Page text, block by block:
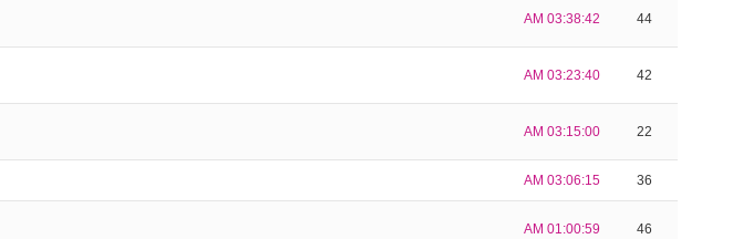
AM 03:38:42 44
AM 03:23:40 42
AM 03:15:00 22
AM 03:06:15 36
AM 01:00:59 46